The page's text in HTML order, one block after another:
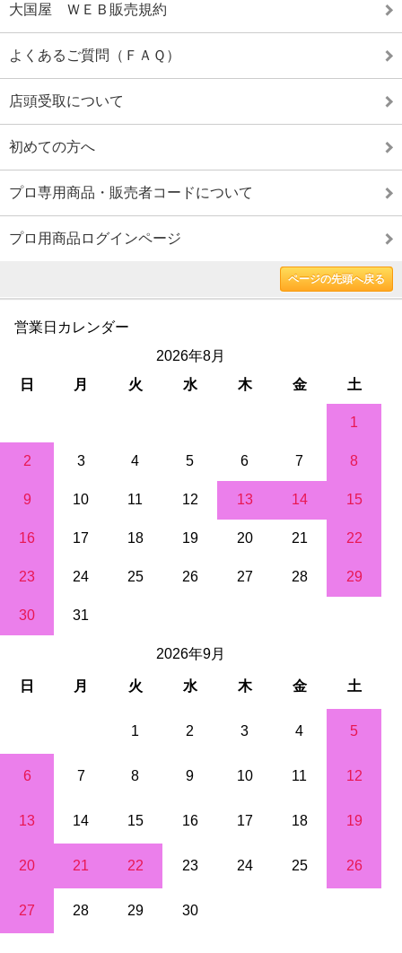
大国屋 ＷＥＢ販売規約
よくあるご質問（ＦＡＱ）
店頭受取について
初めての方へ
プロ専用商品・販売者コードについて
プロ用商品ログインページ
ページの先頭へ戻る
営業日カレンダー
2026年8月
日
月 火 水 木 金 土
1
2 3 4 5 6 7 8
9 10 11 12 13 14 15
16 17 18 19 20 21 22
23 24 25 26 27 28 29
30 31
2026年9月
日 月 火 水 木 金 土
1 2 3 4 5
6 7 8 9 10 11 12
13 14 15 16 17 18 19
20 21 22 23 24 25 26
27 28 29 30